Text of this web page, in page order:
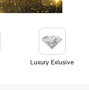
Luxury Exlusive